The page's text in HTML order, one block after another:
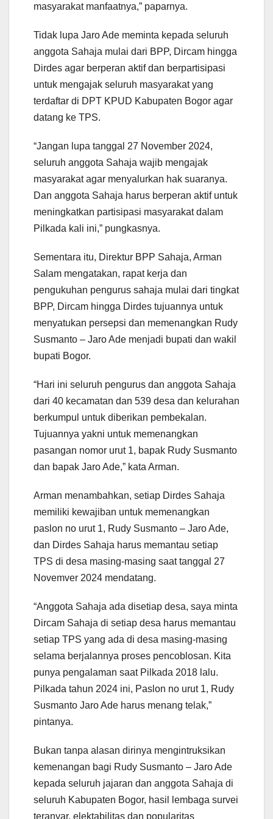
masyarakat manfaatnya,” paparnya.
Tidak lupa Jaro Ade meminta kepada seluruh
anggota Sahaja mulai dari BPP, Dircam hingga
Dirdes agar berperan aktif dan berpartisipasi
untuk mengajak seluruh masyarakat yang
terdaftar di DPT KPUD Kabupaten Bogor agar
datang ke TPS.
“Jangan lupa tanggal 27 November 2024,
seluruh anggota Sahaja wajib mengajak
masyarakat agar menyalurkan hak suaranya.
Dan anggota Sahaja harus berperan aktif untuk
meningkatkan partisipasi masyarakat dalam
Pilkada kali ini,” pungkasnya.
Sementara itu, Direktur BPP Sahaja, Arman
Salam mengatakan, rapat kerja dan
pengukuhan pengurus sahaja mulai dari tingkat
BPP, Dircam hingga Dirdes tujuannya untuk
menyatukan persepsi dan memenangkan Rudy
Susmanto – Jaro Ade menjadi bupati dan wakil
bupati Bogor.
“Hari ini seluruh pengurus dan anggota Sahaja
dari 40 kecamatan dan 539 desa dan kelurahan
berkumpul untuk diberikan pembekalan.
Tujuannya yakni untuk memenangkan
pasangan nomor urut 1, bapak Rudy Susmanto
dan bapak Jaro Ade,” kata Arman.
Arman menambahkan, setiap Dirdes Sahaja
memiliki kewajiban untuk memenangkan
paslon no urut 1, Rudy Susmanto – Jaro Ade,
dan Dirdes Sahaja harus memantau setiap
TPS di desa masing-masing saat tanggal 27
Novemver 2024 mendatang.
“Anggota Sahaja ada disetiap desa, saya minta
Dircam Sahaja di setiap desa harus memantau
setiap TPS yang ada di desa masing-masing
selama berjalannya proses pencoblosan. Kita
punya pengalaman saat Pilkada 2018 lalu.
Pilkada tahun 2024 ini, Paslon no urut 1, Rudy
Susmanto Jaro Ade harus menang telak,”
pintanya.
Bukan tanpa alasan dirinya mengintruksikan
kemenangan bagi Rudy Susmanto – Jaro Ade
kepada seluruh jajaran dan anggota Sahaja di
seluruh Kabupaten Bogor, hasil lembaga survei
teranyar, elektabilitas dan popularitas